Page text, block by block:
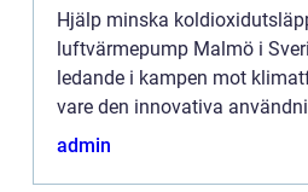
Hjälp minska
luftvärmepump Malmö i
ledande i kampen mot
vare den innovativa
luftvärmepumpar. Staden har
admin